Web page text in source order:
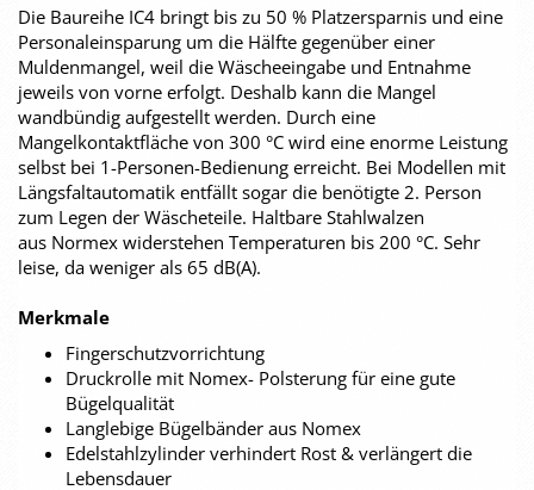
Die Baureihe IC4 bringt bis zu 50 % Platzersparnis und eine
Personaleinsparung um die Hälfte gegenüber einer
Muldenmangel, weil die Wäscheeingabe und Entnahme
jeweils von vorne erfolgt. Deshalb kann die Mangel
wandbündig aufgestellt werden. Durch eine
Mangelkontaktfläche von 300 °C wird eine enorme Leistung
selbst bei 1-Personen-Bedienung erreicht. Bei Modellen mit
Längsfaltautomatik entfällt sogar die benötigte 2. Person
zum Legen der Wäscheteile. Haltbare Stahlwalzen
aus Normex widerstehen Temperaturen bis 200 °C. Sehr
leise, da weniger als 65 dB(A).
Merkmale
Fingerschutzvorrichtung
Druckrolle mit Nomex- Polsterung für eine gute
Bügelqualität
Langlebige Bügelbänder aus Nomex
Edelstahlzylinder verhindert Rost & verlängert die
Lebensdauer